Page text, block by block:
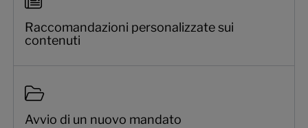
Raccomandazioni personalizzate sui
contenuti
Avvio di un nuovo mandato